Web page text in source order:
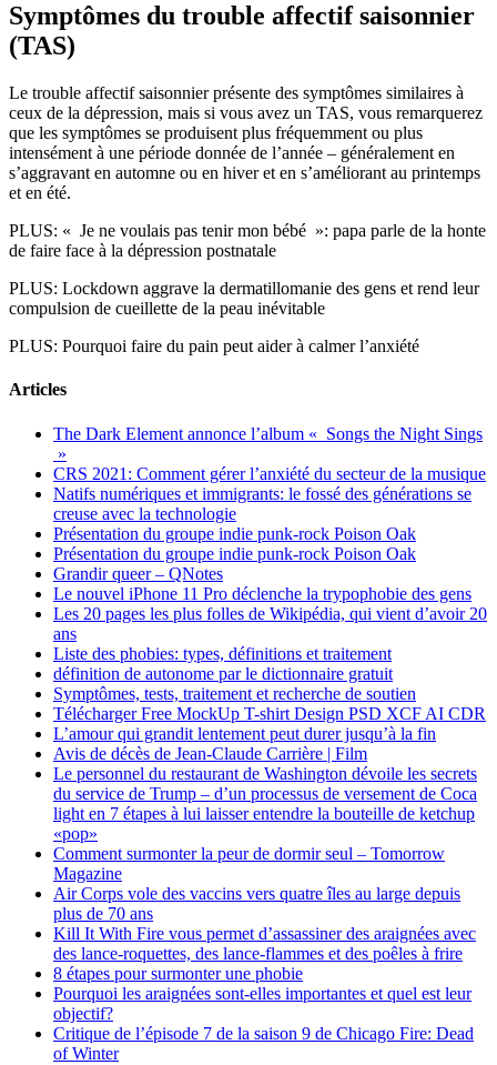
Symptômes du trouble affectif saisonnier
(TAS)
Le trouble affectif saisonnier présente des symptômes similaires à
ceux de la dépression, mais si vous avez un TAS, vous remarquerez
que les symptômes se produisent plus fréquemment ou plus
intensément à une période donnée de l’année – généralement en
s’aggravant en automne ou en hiver et en s’améliorant au printemps
et en été.
PLUS: « Je ne voulais pas tenir mon bébé »: papa parle de la honte
de faire face à la dépression postnatale
PLUS: Lockdown aggrave la dermatillomanie des gens et rend leur
compulsion de cueillette de la peau inévitable
PLUS: Pourquoi faire du pain peut aider à calmer l’anxiété
Articles
The Dark Element annonce l’album « Songs the Night Sings
»
CRS 2021: Comment gérer l’anxiété du secteur de la musique
Natifs numériques et immigrants: le fossé des générations se
creuse avec la technologie
Présentation du groupe indie punk-rock Poison Oak
Présentation du groupe indie punk-rock Poison Oak
Grandir queer – QNotes
Le nouvel iPhone 11 Pro déclenche la trypophobie des gens
Les 20 pages les plus folles de Wikipédia, qui vient d’avoir 20
ans
Liste des phobies: types, définitions et traitement
définition de autonome par le dictionnaire gratuit
Symptômes, tests, traitement et recherche de soutien
Télécharger Free MockUp T-shirt Design PSD XCF AI CDR
L’amour qui grandit lentement peut durer jusqu’à la fin
Avis de décès de Jean-Claude Carrière | Film
Le personnel du restaurant de Washington dévoile les secrets
du service de Trump – d’un processus de versement de Coca
light en 7 étapes à lui laisser entendre la bouteille de ketchup
«pop»
Comment surmonter la peur de dormir seul – Tomorrow
Magazine
Air Corps vole des vaccins vers quatre îles au large depuis
plus de 70 ans
Kill It With Fire vous permet d’assassiner des araignées avec
des lance-roquettes, des lance-flammes et des poêles à frire
8 étapes pour surmonter une phobie
Pourquoi les araignées sont-elles importantes et quel est leur
objectif?
Critique de l’épisode 7 de la saison 9 de Chicago Fire: Dead
of Winter